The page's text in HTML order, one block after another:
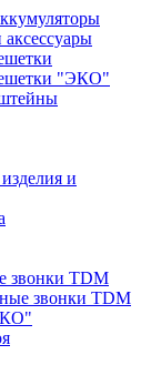
"ЭКО"
и
звонки TDM
звонки TDM